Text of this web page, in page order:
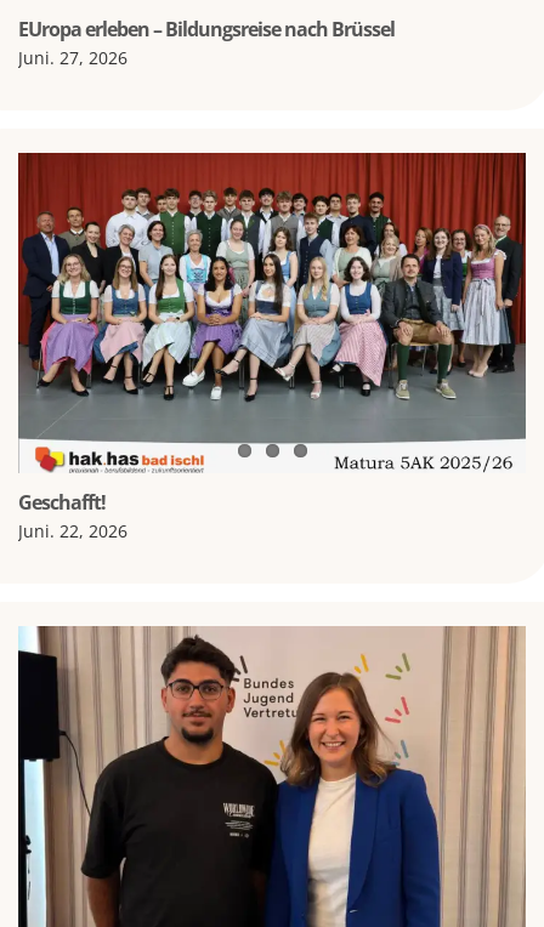
EUropa erleben – Bildungsreise nach Brüssel
Juni. 27, 2026
Geschafft!
Juni. 22, 2026